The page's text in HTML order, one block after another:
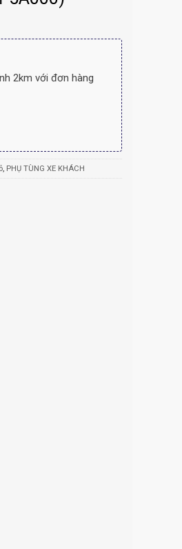
2km với đơn hàng
, PHỤ TÙNG XE KHÁCH